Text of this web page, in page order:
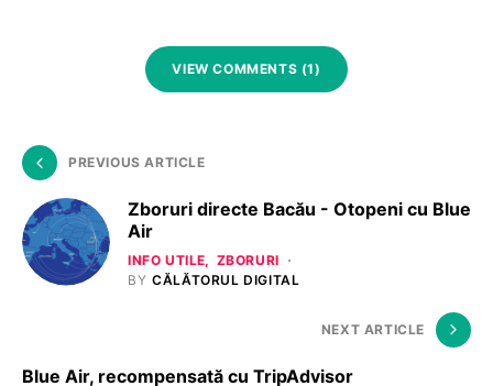
VIEW COMMENTS (1)
PREVIOUS ARTICLE
Zboruri directe Bacău - Otopeni cu Blue
Air
INFO UTILE
ZBORURI
BY CĂLĂTORUL DIGITAL
NEXT ARTICLE
Blue Air, recompensată cu TripAdvisor